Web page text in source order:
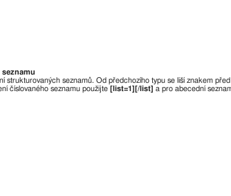
strukturovaných seznamů. Od předchozího typu se liší znakem
číslovaného seznamu použijte [list=1][/list] a pro abecední